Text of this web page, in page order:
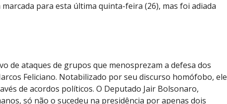
para esta última quinta-feira (26), mas foi adiada
de ataques de grupos que menosprezam a defesa dos
Feliciano. Notabilizado por seu discurso homófobo, ele
de acordos políticos. O Deputado Jair Bolsonaro,
só não o sucedeu na presidência por apenas dois